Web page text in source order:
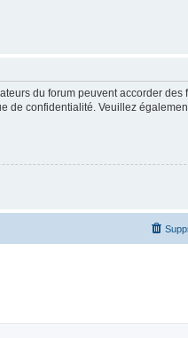
du forum peuvent accorder
de confidentialité. Veuillez